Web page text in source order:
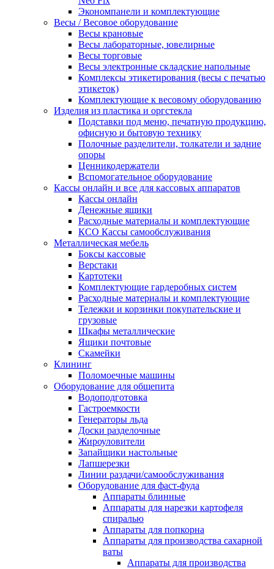
Экономпанели и комплектующие
Весы / Весовое оборудование
Весы крановые
Весы лабораторные, ювелирные
Весы торговые
Весы электронные складские напольные
Комплексы этикетирования (весы с печатью
этикеток)
Комплектующие к весовому оборудованию
Изделия из пластика и оргстекла
Подставки под меню, печатную продукцию,
офисную и бытовую технику
Полочные разделители, толкатели и задние
опоры
Ценникодержатели
Вспомогательное оборудование
Кассы онлайн и все для кассовых аппаратов
Кассы онлайн
Денежные ящики
Расходные материалы и комплектующие
КСО Кассы самообслуживания
Металлическая мебель
Боксы кассовые
Верстаки
Картотеки
Комплектующие гардеробных систем
Расходные материалы и комплектующие
Тележки и корзинки покупательские и
грузовые
Шкафы металлические
Ящики почтовые
Скамейки
Клининг
Поломоечные машины
Оборудование для общепита
Водоподготовка
Гастроемкости
Генераторы льда
Доски разделочные
Жироуловители
Запайщики настольные
Лапшерезки
Линии раздачи/самообслуживания
Оборудование для фаст-фуда
Аппараты блинные
Аппараты для нарезки картофеля
спиралью
Аппараты для попкорна
Аппараты для производства сахарной
ваты
Аппараты для производства